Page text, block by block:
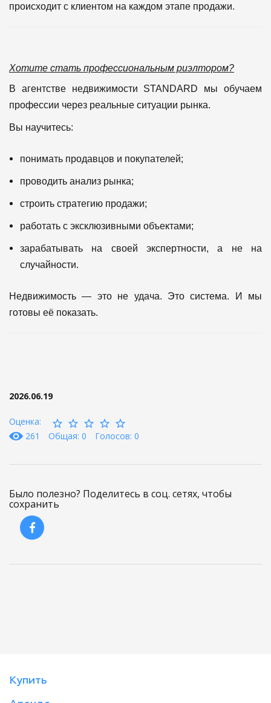
происходит с клиентом на каждом этапе продажи.
Хотите стать профессиональным риэлтором?
В агентстве недвижимости STANDARD мы обучаем
профессии через реальные ситуации рынка.
Вы научитесь:
понимать продавцов и покупателей;
проводить анализ рынка;
строить стратегию продажи;
работать с эксклюзивными объектами;
зарабатывать на своей экспертности, а не на
случайности.
Недвижимость — это не удача. Это система. И мы
готовы её показать.
2026.06.19
Оценка:
261
Общая: 0 Голосов: 0
Было полезно? Поделитесь в соц. сетях, чтобы
сохранить
Купить